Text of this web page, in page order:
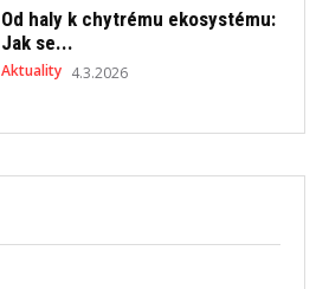
Od haly k chytrému ekosystému:
Jak se...
Aktuality 4.3.2026